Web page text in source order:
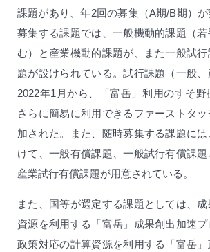
課題があり、年2回の募集（A期/B期）
募集する課題では、一般機動的課題（
む）と産業機動的課題が、また一般試
題が設けられている。試行課題（一般、
2022年1月から、「富岳」利用のすそ野
さらに簡易に利用できるファーストタ
加された。また、随時募集する課題に
けて、一般有償課題、一般試行有償課題
産業試行有償課題が用意されている。
また、国等が選定する課題としては、
資源を利用する「富岳」成果創出加速
政策対応の計算資源を利用する「富岳